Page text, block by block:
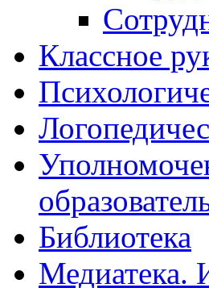
Классное
Библиотека
Медиатека.